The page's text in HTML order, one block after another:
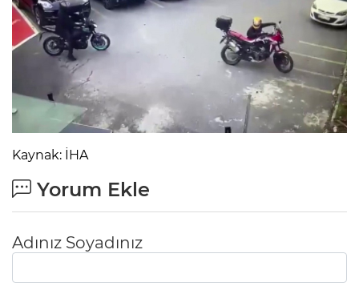
Kaynak: İHA
Yorum Ekle
Adınız Soyadınız